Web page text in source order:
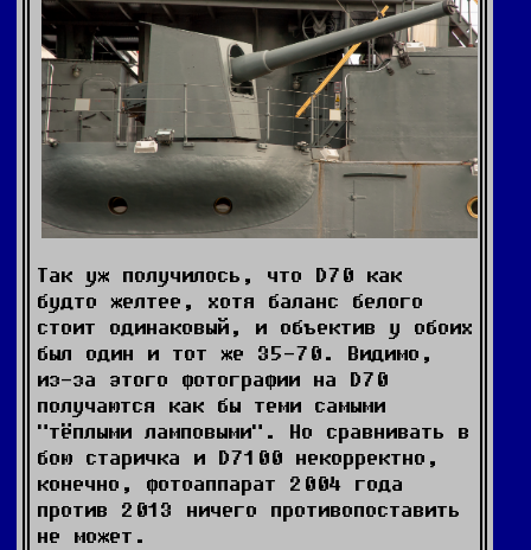
Так уж получилось, что D70 как
будто желтее, хотя баланс белого
стоит одинаковый, и объектив у обоих
был один и тот же 35-70. Видимо,
из-за этого фотографии на D70
получаются как бы теми самыми
"тёплыми ламповыми". Но сравнивать в
бою старичка и D7100 некорректно,
конечно, фотоаппарат 2004 года
против 2013 ничего противопоставить
не может.